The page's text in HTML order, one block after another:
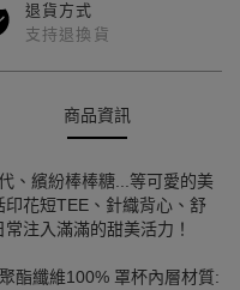
退貨方式
支持退換貨
商品資訊
、繽紛棒棒糖...等可愛的美
花短TEE、針織背心、舒
注入滿滿的甜美活力！
酯纖維100% 罩杯內層材質: